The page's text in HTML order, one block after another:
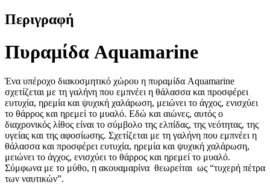
Περιγραφή
Πυραμίδα Aquamarine
Ένα υπέροχο διακοσμητικό χώρου η πυραμίδα Aquamarine
σχετίζεται με τη γαλήνη που εμπνέει η θάλασσα και προσφέρει
ευτυχία, ηρεμία και ψυχική χαλάρωση, μειώνει το άγχος, ενισχύει
το θάρρος και ηρεμεί το μυαλό. Εδώ και αιώνες, αυτός ο
διαχρονικός λίθος είναι το σύμβολο της ελπίδας, της νεότητας, της
υγείας και της αφοσίωσης. Σχετίζεται με τη γαλήνη που εμπνέει η
θάλασσα και προσφέρει ευτυχία, ηρεμία και ψυχική χαλάρωση,
μειώνει το άγχος, ενισχύει το θάρρος και ηρεμεί το μυαλό.
Σύμφωνα με το μύθο, η ακουαμαρίνα θεωρείται ως “τυχερή πέτρα
των ναυτικών”.